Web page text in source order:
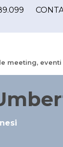
meeting,